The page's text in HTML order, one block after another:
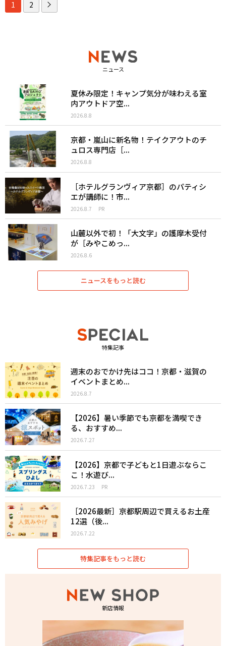
1 2
ニュース
夏休み限定！キャンプ気分が味わえる室
内アウトドア空...
2026.8.8
京都・嵐山に新名物！テイクアウトのチ
ュロス専門店［...
2026.8.8
［ホテルグランヴィア京都］のパティシ
エが講師に！市...
2026.8.7 PR
山麓以外で初！「大文字」の護摩木受付
が［みやこめっ...
2026.8.6
ニュースをもっと読む
特集記事
週末のおでかけ先はココ！京都・滋賀の
イベントまとめ...
2026.8.7
【2026】暑い季節でも京都を満喫でき
る、おすすめ...
2026.7.27
【2026】京都で子どもと1日遊ぶならこ
こ！水遊び...
2026.7.23 PR
［2026最新］京都駅周辺で買えるお土産
12選（後...
2026.7.22
特集記事をもっと読む
新店情報